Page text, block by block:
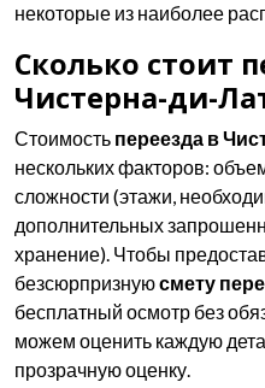
некоторые из наиболее
Сколько стоит
Чистерна-ди-
Стоимость переезда в
нескольких факторов:
сложности (этажи,
дополнительных
хранение). Чтобы
безсюрпризнуюсмету
бесплатный осмотр без
можем оценить каждую
прозрачную оценку.